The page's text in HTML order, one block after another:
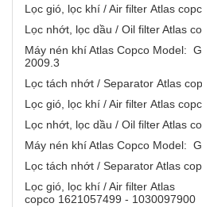
Lọc gió, lọc khí / Air filter Atlas
Lọc nhớt, lọc dầu / Oil filter Atlas
Máy nén khí Atlas Copco Model:
2009.3
Lọc tách nhớt / Separator Atlas
Lọc gió, lọc khí / Air filter Atlas
Lọc nhớt, lọc dầu / Oil filter Atlas
Máy nén khí Atlas Copco Model:
Lọc tách nhớt / Separator Atlas
Lọc gió, lọc khí / Air filter Atlas
copco 1621057499 - 1030097900